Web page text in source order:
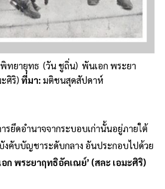
ทยายุทธ (วัน ชูถิ่น) พันเอก พระยา
ศิริ)ที่มา: มติชนสุดสัปดาห์
รยึดอำนาจจากระบอบเก่านั้นอยู่ภายใต้
งคับบัญชาระดับกลาง อันประกอบไปด้วย
ก พระยาฤทธิอัคเณย์’ (สละ เอมะศิริ)